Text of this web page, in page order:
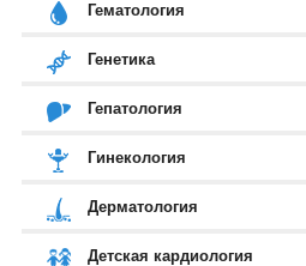
Гематология
Генетика
Гепатология
Гинекология
Дерматология
Детская кардиология